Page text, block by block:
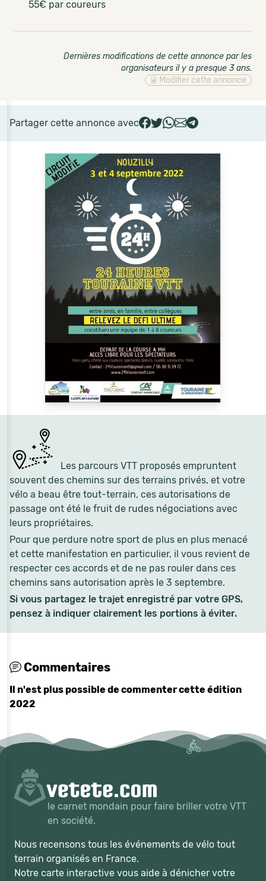
Les parcours VTT proposés empruntent
souvent des chemins sur des terrains privés, et votre
vélo a beau être tout-terrain, ces autorisations de
passage ont été le fruit de rudes négociations avec
leurs propriétaires.
Pour que perdure notre sport de plus en plus menacé
et cette manifestation en particulier, il vous revient de
respecter ces accords et de ne pas rouler dans ces
chemins sans autorisation après le 3 septembre.
Si vous partagez le trajet enregistré par votre GPS,
pensez à indiquer clairement les portions à éviter.
55€ par coureurs
Dernières modifications de cette annonce par les
organisateurs il y a presque 3 ans.
Modifier cette annonce
Partager cette annonce avec
Commentaires
Il n'est plus possible de commenter cette édition
2022
le carnet mondain pour faire briller votre VTT
en société.
Nous recensons tous les événements de vélo tout
terrain organisés en France.
Notre carte interactive vous aide à dénicher votre